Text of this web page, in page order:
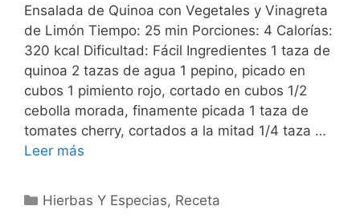
Ensalada de Quinoa con Vegetales y Vinagreta
de Limón Tiempo: 25 min Porciones: 4 Calorías:
320 kcal Dificultad: Fácil Ingredientes 1 taza de
quinoa 2 tazas de agua 1 pepino, picado en
cubos 1 pimiento rojo, cortado en cubos 1/2
cebolla morada, finamente picada 1 taza de
tomates cherry, cortados a la mitad 1/4 taza …
Leer más
Categorías
Hierbas Y Especias, Receta